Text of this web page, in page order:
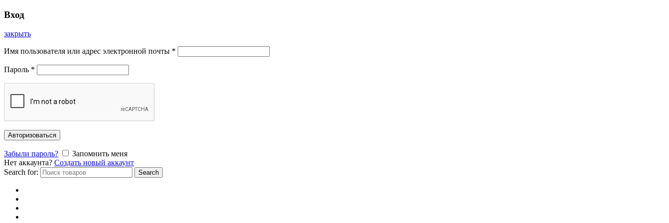
Вход
закрыть
Имя пользователя или адрес электронной почты *
Пароль *
Авторизоваться
Забыли пароль?
Запомнить меня
Нет аккаунта? Создать новый аккаунт
Search for:
Search